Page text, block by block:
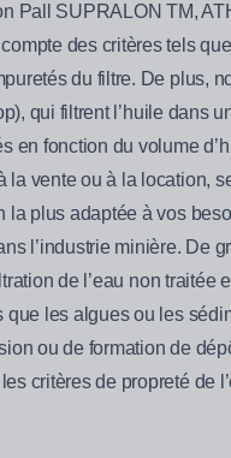
Pall SUPRALON TM,
des critères tels
du filtre. De plus,
qui filtrent l’huile dans
en fonction du volume
la vente ou à la location,
la plus adaptée à vos
l’industrie minière. De
de l’eau non
les algues ou les
ou de formation de
critères de propreté de